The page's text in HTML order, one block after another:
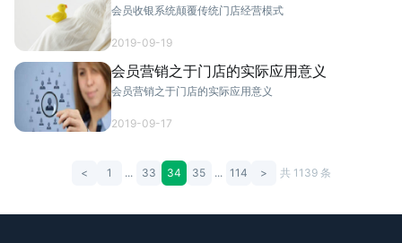
会员收银系统颠覆传统门店经营模式
2019-09-19
会员营销之于门店的实际应用意义
会员营销之于门店的实际应用意义
2019-09-17
< 1 ... 33 34 35 ... 114 > 共 1139 条